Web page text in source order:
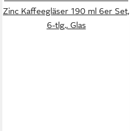
Zinc Kaffeegläser 190 ml 6er Set,
6-tlg., Glas